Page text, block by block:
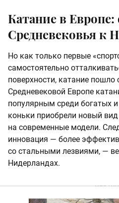
Катание в Европе:
Средневековья к
Но как только первые
самостоятельно
поверхности, катание пошло
Средневековой Европе
популярным среди богатых
коньки приобрели новый
на современные модели.
инновация — более
со стальными лезвиями, —
Нидерландах.